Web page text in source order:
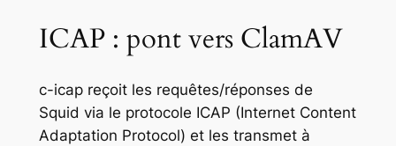
ICAP : pont vers ClamAV
c-icap reçoit les requêtes/réponses de
Squid via le protocole ICAP (Internet Content
Adaptation Protocol) et les transmet à